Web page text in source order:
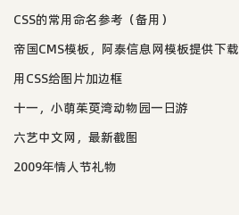
CSS的常用命名参考（备用）
帝国CMS模板，阿泰信息网模板提供下载
用CSS给图片加边框
十一，小萌茱萸湾动物园一日游
六艺中文网，最新截图
2009年情人节礼物